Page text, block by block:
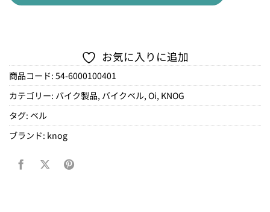
お気に入りに追加
商品コード: 54-6000100401
カテゴリー: バイク製品, バイクベル, Oi, KNOG
タグ: ベル
ブランド: knog